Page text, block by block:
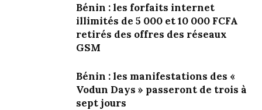
Bénin : les forfaits internet
illimités de 5 000 et 10 000 FCFA
retirés des offres des réseaux
GSM
Bénin : les manifestations des «
Vodun Days » passeront de trois à
sept jours